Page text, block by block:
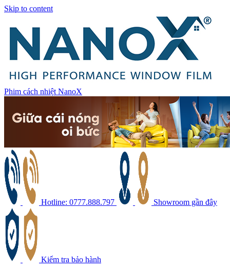
Skip to content
Phim cách nhiệt NanoX
Hotline: 0777.888.797 Showroom gần đây
Kiểm tra bảo hành